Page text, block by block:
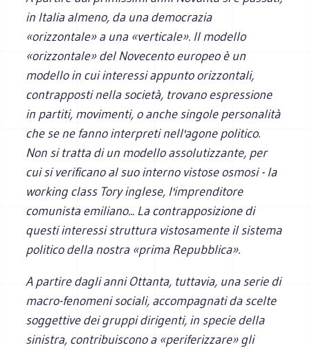
in Italia almeno, da una democrazia
«orizzontale» a una «verticale». Il modello
«orizzontale» del Novecento europeo è un
modello in cui interessi appunto orizzontali,
contrapposti nella società, trovano espressione
in partiti, movimenti, o anche singole personalità
che se ne fanno interpreti nell'agone politico.
Non si tratta di un modello assolutizzante, per
cui si verificano al suo interno vistose osmosi - la
working classTory inglese, l'imprenditore
comunista emiliano... La contrapposizione di
questi interessi struttura vistosamente il sistema
politico della nostra «prima Repubblica».
A partire dagli anni Ottanta, tuttavia, una serie di
macro-fenomeni sociali, accompagnati da scelte
soggettive dei gruppi dirigenti, in specie della
sinistra, contribuiscono a «periferizzare» gli